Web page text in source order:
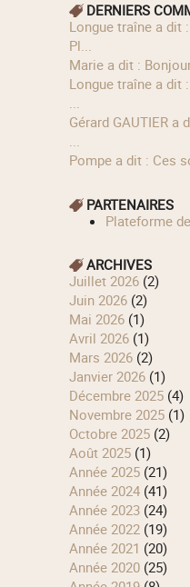
DERNIERS
longue traîne a dit : si vous allez sur le forum de '
Pl...
Marie a dit :
longue traîne a dit : merci :) connue, mais elle fait
...
Gérard GAUTIER a dit : « Il pleut parfois en Bretagne
...
Pompe a dit : Ces
PARTENAIRES
Plateforme
ARCHIVES
juillet 2026(2)
juin 2026(2)
mai 2026(1)
avril 2026(1)
mars 2026(2)
janvier 2026(1)
décembre 2025(4)
novembre 2025(1)
octobre 2025(2)
août 2025(1)
année 2025(21)
année 2024(41)
année 2023(24)
année 2022(19)
année 2021 (20)
année 2020(25)